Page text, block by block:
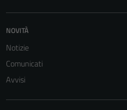
NOVITÀ
Notizie
Comunicati
Avvisi